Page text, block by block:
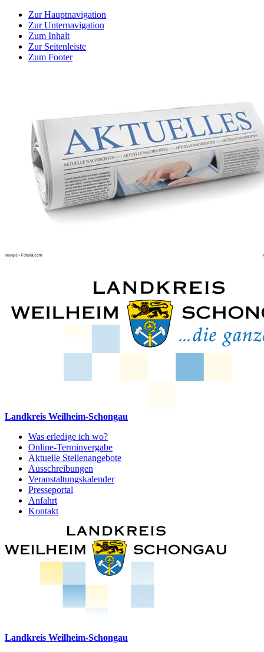
Zur Hauptnavigation
Zur Unternavigation
Zum Inhalt
Zur Seitenleiste
Zum Footer
Landkreis Weilheim-Schongau
Was erledige ich wo?
Online-Terminvergabe
Aktuelle Stellenangebote
Ausschreibungen
Veranstaltungskalender
Presseportal
Anfahrt
Kontakt
Landkreis Weilheim-Schongau